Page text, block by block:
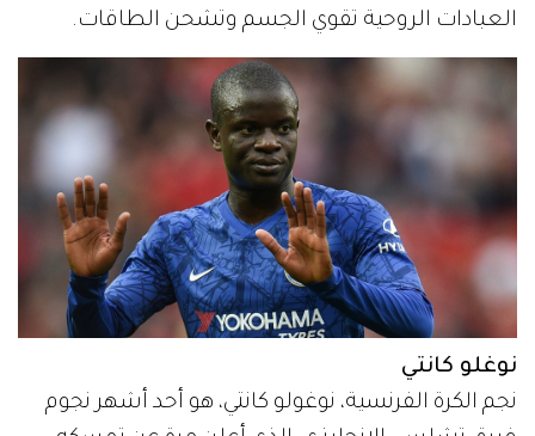
العبادات الروحية تقوي الجسم وتشحن الطاقات.
نوغلو كانتي
نجم الكرة الفرنسية، نوغولو كانتي، هو أحد أشهر نجوم